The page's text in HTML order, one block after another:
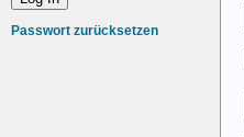
Passwort zurücksetzen